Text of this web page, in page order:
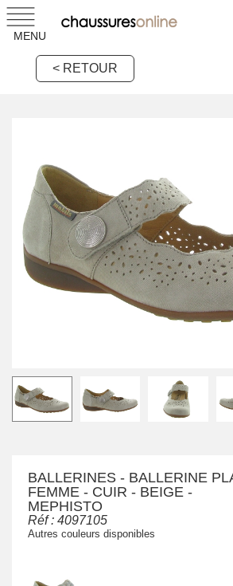
MENU
< RETOUR
BALLERINES - BALLERINE
FEMME - CUIR - BEIGE -
MEPHISTO
Réf : 4097105
Autres couleurs disponibles